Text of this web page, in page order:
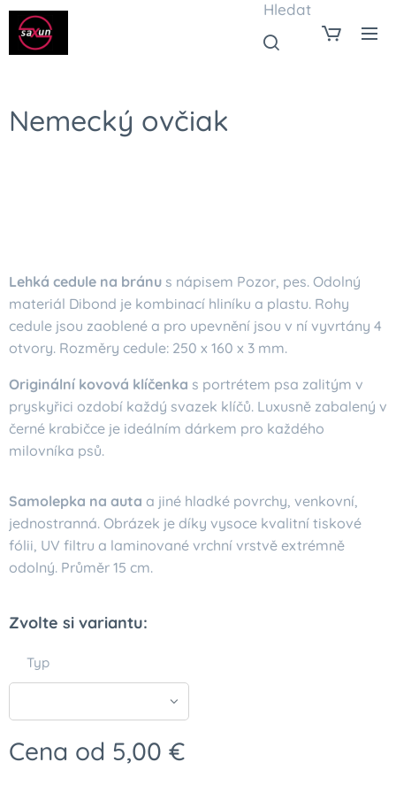
Hledat
Nemecký ovčiak
Lehká cedule na bránu s nápisem Pozor, pes. Odolný
materiál Dibond je kombinací hliníku a plastu. Rohy
cedule jsou zaoblené a pro upevnění jsou v ní vyvrtány 4
otvory. Rozměry cedule: 250 x 160 x 3 mm.
Originální kovová klíčenka s portrétem psa zalitým v
pryskyřici ozdobí každý svazek klíčů. Luxusně zabalený v
černé krabičce je ideálním dárkem pro každého
milovníka psů.
Samolepka na auta a jiné hladké povrchy, venkovní,
jednostranná. Obrázek je díky vysoce kvalitní tiskové
fólii, UV filtru a laminované vrchní vrstvě extrémně
odolný. Průměr 15 cm.
Zvolte si variantu:
Typ
Cena od 5,00 €